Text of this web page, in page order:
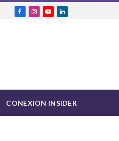
FacebookInstagram
YouTubeLinkedIn
CONEXION INSIDER